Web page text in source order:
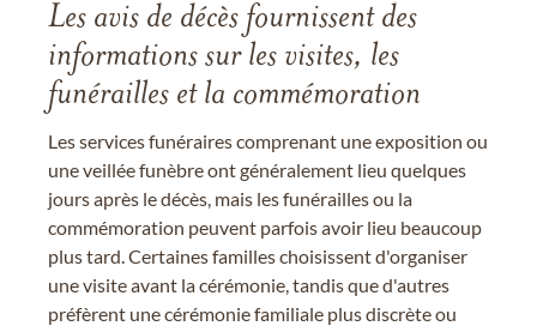
Les avis de décès fournissent des
informations sur les visites, les
funérailles et la commémoration
Les services funéraires comprenant une exposition ou
une veillée funèbre ont généralement lieu quelques
jours après le décès, mais les funérailles ou la
commémoration peuvent parfois avoir lieu beaucoup
plus tard. Certaines familles choisissent d'organiser
une visite avant la cérémonie, tandis que d'autres
préfèrent une cérémonie familiale plus discrète ou